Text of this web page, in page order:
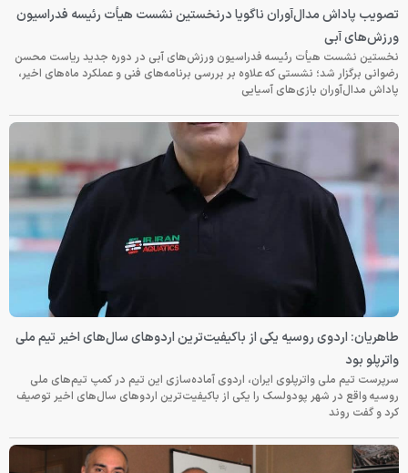
تصویب پاداش مدال‌آوران ناگویا درنخستین نشست هیأت رئیسه فدراسیون
ورزش‌های آبی
نخستین نشست هیأت رئیسه فدراسیون ورزش‌های آبی در دوره جدید ریاست محسن
رضوانی برگزار شد؛ نشستی که علاوه بر بررسی برنامه‌های فنی و عملکرد ماه‌های اخیر،
پاداش مدال‌آوران بازی‌های آسیایی
طاهریان: اردوی روسیه یکی از باکیفیت‌ترین اردوهای سال‌های اخیر تیم ملی
واترپلو بود
سرپرست تیم ملی واترپلوی ایران، اردوی آماده‌سازی این تیم در کمپ تیم‌های ملی
روسیه واقع در شهر پودولسک را یکی از باکیفیت‌ترین اردوهای سال‌های اخیر توصیف
کرد و گفت روند